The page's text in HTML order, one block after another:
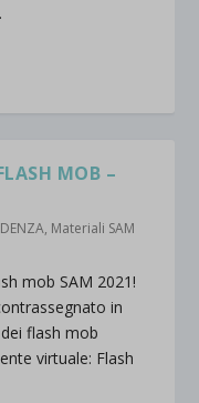
MOB –
, Materiali SAM
mob SAM 2021!
in
flash mob
virtuale: Flash